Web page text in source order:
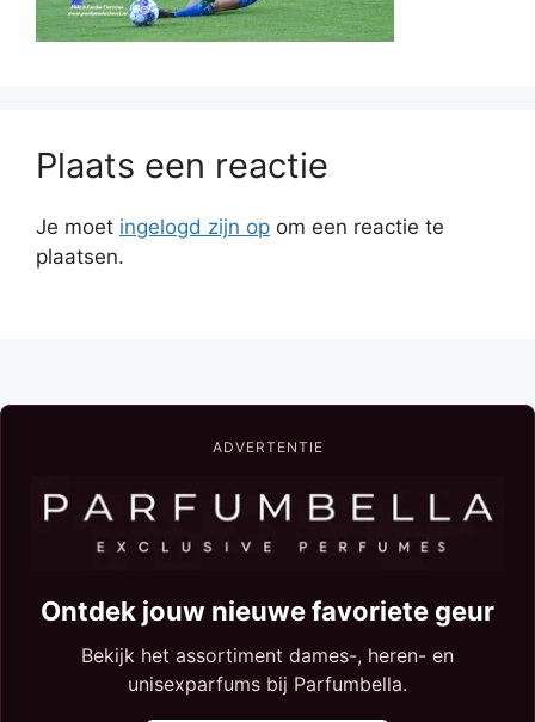
Plaats een reactie
Je moet ingelogd zijn op om een reactie te
plaatsen.
ADVERTENTIE
Ontdek jouw nieuwe favoriete geur
Bekijk het assortiment dames-, heren- en
unisexparfums bij Parfumbella.